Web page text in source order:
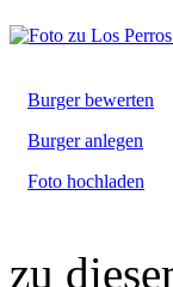
Burger bewerten
Burger anlegen
Foto hochladen
zu